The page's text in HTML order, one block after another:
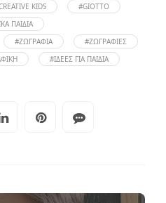
KIDS
#GIOTTO
ΠΑΙΔΙΆ
#ΖΩΓΡΑΦΙΆ
#ΖΩΓΡΑΦΙΈΣ
#ΙΔΈΕΣ ΓΙΑ ΠΑΙΔΙΆ